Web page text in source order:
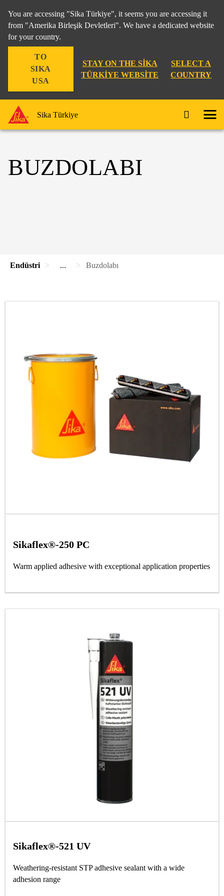
You are accessing "Sika Türkiye", it seems you are accessing it
from "Amerika Birleşik Devletleri". We have a dedicated website
for your country.
TO
SIKA
USA
STAY ON THE SIKA
TÜRKIYE WEBSITE
SELECT A
COUNTRY
Sika Türkiye
BUZDOLABI
Endüstri ... Buzdolabı
Sikaflex®-250 PC
Warm applied adhesive with exceptional application properties
Sikaflex®-521 UV
Weathering-resistant STP adhesive sealant with a wide
adhesion range